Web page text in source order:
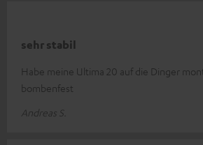
sehr stabil
Habe meine Ultima 20 auf die Dinger
bombenfest
Andreas S.